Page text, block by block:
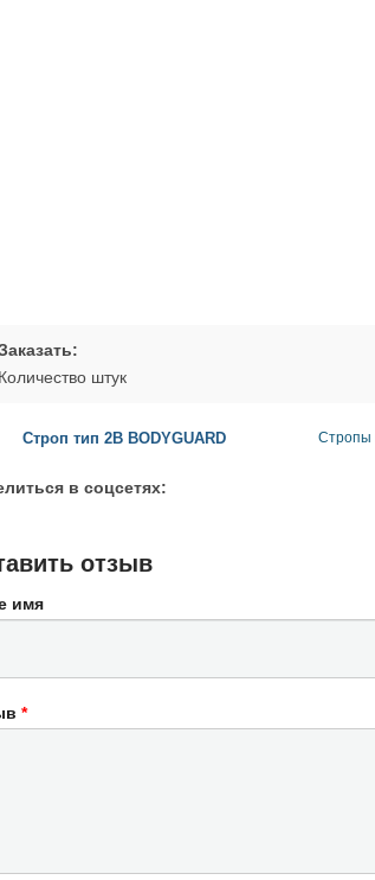
штук
Строп тип 2В BODYGUARD Стропы
в соцсетях:
отзыв
имя
*